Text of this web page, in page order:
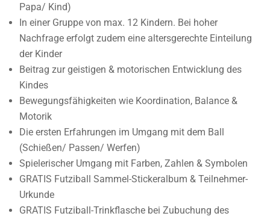
Papa/ Kind)
In einer Gruppe von max. 12 Kindern. Bei hoher
Nachfrage erfolgt zudem eine altersgerechte Einteilung
der Kinder
Beitrag zur geistigen & motorischen Entwicklung des
Kindes
Bewegungsfähigkeiten wie Koordination, Balance &
Motorik
Die ersten Erfahrungen im Umgang mit dem Ball
(Schießen/ Passen/ Werfen)
Spielerischer Umgang mit Farben, Zahlen & Symbolen
GRATIS Futziball Sammel-Stickeralbum & Teilnehmer-
Urkunde
GRATIS Futziball-Trinkflasche bei Zubuchung des